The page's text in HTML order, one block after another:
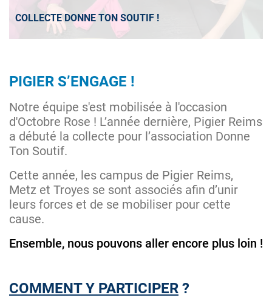
COLLECTE DONNE TON SOUTIF !
PIGIER S’ENGAGE !
Notre équipe s'est mobilisée à l'occasion
d'Octobre Rose ! L’année dernière, Pigier Reims
a débuté la collecte pour l’association Donne
Ton Soutif.
Cette année, les campus de Pigier Reims,
Metz et Troyes se sont associés afin d’unir
leurs forces et de se mobiliser pour cette
cause.
Ensemble, nous pouvons aller encore plus loin !
COMMENT Y PARTICIPER ?